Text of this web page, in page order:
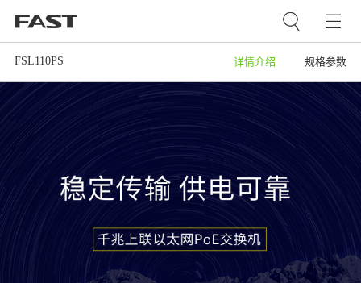
FSL110PS 规格参数
详情介绍